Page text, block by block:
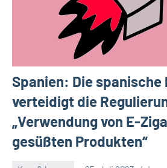
Spanien: Die spanische
verteidigt die
„Verwendung von E-
gesüßten Produkten“